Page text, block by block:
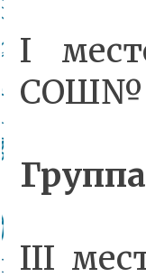
I
СОШ№
III